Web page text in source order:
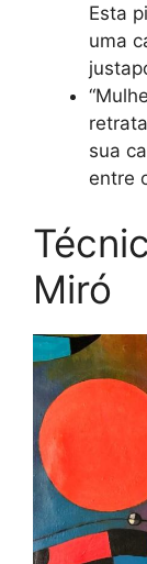
Esta
uma
sua
entre
Miró